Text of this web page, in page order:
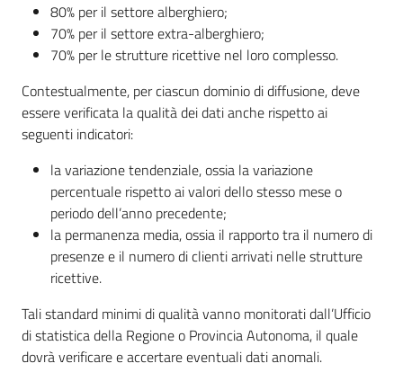
80% per il settore alberghiero;
70% per il settore extra-alberghiero;
70% per le strutture ricettive nel loro complesso.
Contestualmente, per ciascun dominio di diffusione, deve
essere verificata la qualità dei dati anche rispetto ai
seguenti indicatori:
la variazione tendenziale, ossia la variazione
percentuale rispetto ai valori dello stesso mese o
periodo dell’anno precedente;
la permanenza media, ossia il rapporto tra il numero di
presenze e il numero di clienti arrivati nelle strutture
ricettive.
Tali standard minimi di qualità vanno monitorati dall’Ufficio
di statistica della Regione o Provincia Autonoma, il quale
dovrà verificare e accertare eventuali dati anomali.